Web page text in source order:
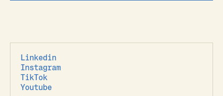
Linkedin
Instagram
TikTok
Youtube